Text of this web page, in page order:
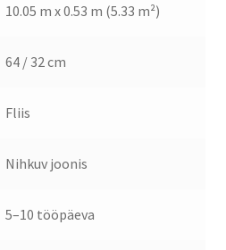
10.05 m x 0.53 m (5.33 m²)
64 / 32 cm
Fliis
Nihkuv joonis
5–10 tööpäeva